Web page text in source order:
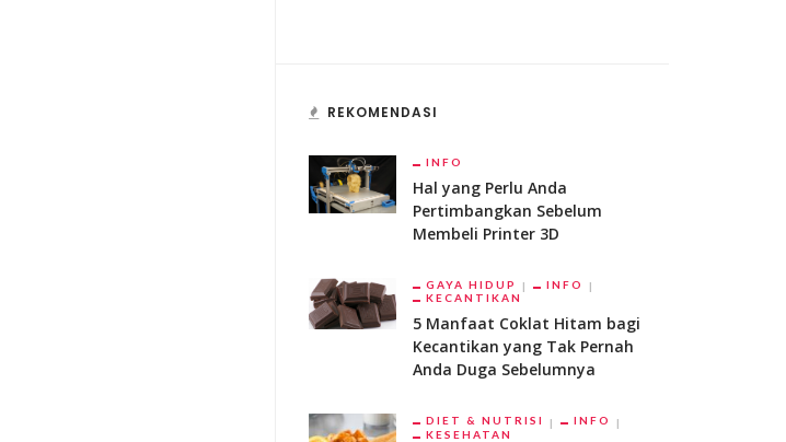
REKOMENDASI
INFO
Hal yang Perlu Anda
Pertimbangkan Sebelum
Membeli Printer 3D
GAYA HIDUP
INFO
KECANTIKAN
5 Manfaat Coklat Hitam bagi
Kecantikan yang Tak Pernah
Anda Duga Sebelumnya
DIET & NUTRISI
INFO
KESEHATAN